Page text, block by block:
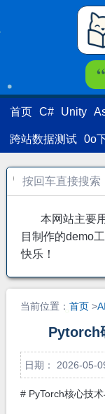
SmartCat's Blog
首页 C# Unity
跨站数据测试 0o
本网站主要
目制作的demo
快乐！
当前位置： 首页>
Pytorch
日期： 2026-05-
# PyTorch核心技